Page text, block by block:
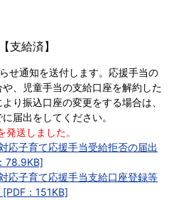
支給済】
せ通知を送付します。応援手当の
、児童手当の支給口座を解約した
り振込口座の変更をする場合は、
届出をしてください。
送しました。
応子育て応援手当受給拒否の届出
78.9KB]
応子育て応援手当支給口座登録等
：151KB]